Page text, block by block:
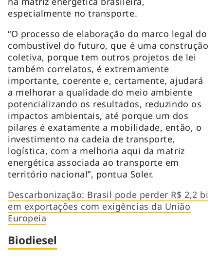
especialmente no transporte.
“O processo de elaboração do marco legal do
combustível do futuro, que é uma construção
coletiva, porque tem outros projetos de lei
também correlatos, é extremamente
importante, coerente e, certamente, ajudará
a melhorar a qualidade do meio ambiente
potencializando os resultados, reduzindo os
impactos ambientais, até porque um dos
pilares é exatamente a mobilidade, então, o
investimento na cadeia de transporte,
logística, com a melhoria aqui da matriz
energética associada ao transporte em
território nacional”, pontua Soler.
Descarbonização: Brasil pode perder R$ 2,2 bi
em exportações com exigências da União
Europeia
Biodiesel